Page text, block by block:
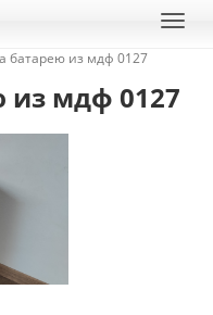
батарею из мдф 0127
из мдф 0127